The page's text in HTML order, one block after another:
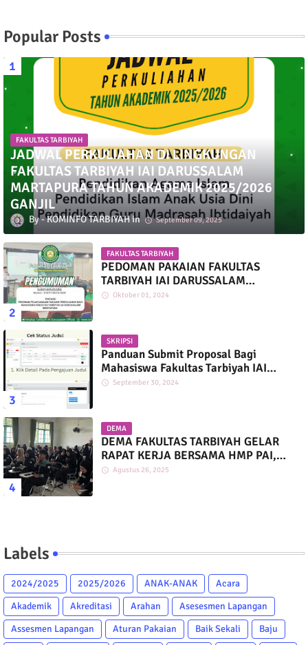
Popular Posts
FAKULTAS TARBIYAH
JADWAL PERKULIAHAN DI LINGKUNGAN
FAKULTAS TARBIYAH IAI DARUSSALAM
MARTAPURA TAHUN AKADEMIK 2025/2026
GANJIL
KOMINFO TARBIYAH September 09, 2025
FAKULTAS TARBIYAH
PEDOMAN PAKAIAN FAKULTAS
TARBIYAH IAI DARUSSALAM
MARTAPURA
Oktober 01, 2024
SKRIPSI
Panduan Submit Proposal Bagi
Mahasiswa Fakultas Tarbiyah IAI
Darussalam
September 30, 2024
DEMA
DEMA FAKULTAS TARBIYAH GELAR
RAPAT KERJA BERSAMA HMP PAI,
PGMI, DAN PIAUD
Agustus 26, 2025
Labels
2024/2025 2025/2026 ANAK-ANAK
Acara
Akademik
Akreditasi Arahan
Asesesmen Lapangan
Assesmen Lapangan
Aturan Pakaian Baik Sekali
Baju